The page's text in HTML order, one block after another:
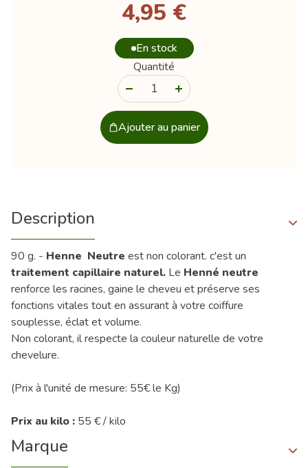
4,95 €
En stock
Quantité
Ajouter au panier
Description
90 g. - Henne Neutre est non colorant. c'est un
traitement capillaire naturel. Le Henné neutre
renforce les racines, gaine le cheveu et préserve ses
fonctions vitales tout en assurant à votre coiffure
souplesse, éclat et volume.
Non colorant, il respecte la couleur naturelle de votre
chevelure.
(Prix à l'unité de mesure: 55€ le Kg)
Prix au kilo : 55 € / kilo
Marque